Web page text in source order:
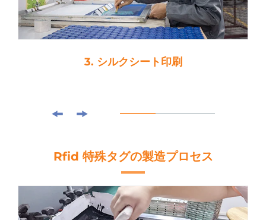
3. シルクシート印刷
Rfid 特殊タグの製造プロセス